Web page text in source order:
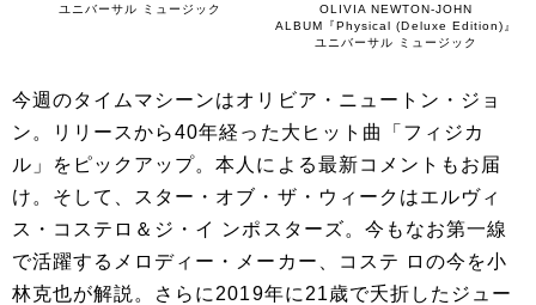
ユニバーサル ミュージック
OLIVIA NEWTON-JOHN
ALBUM『Physical (Deluxe Edition)』
ユニバーサル ミュージック
今週のタイムマシーンはオリビア・ニュートン・ジョ
ン。リリースから40年経った大ヒット曲「フィジカ
ル」をピックアップ。本人による最新コメントもお届
け。そして、スター・オブ・ザ・ウィークはエルヴィ
ス・コステロ＆ジ・イ ンポスターズ。今もなお第一線
で活躍するメロディー・メーカー、コステ ロの今を小
林克也が解説。さらに2019年に21歳で夭折したジュー